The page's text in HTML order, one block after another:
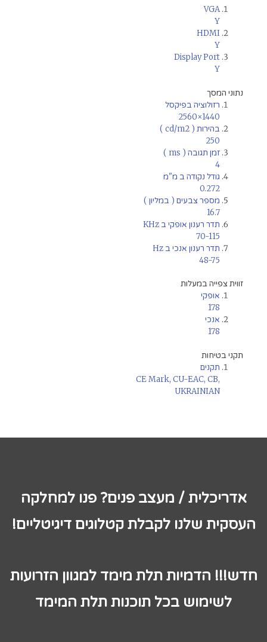
VGA
Y
HDMI
Y
Display Port
Y
נתוני המסך
רזולוציה בפיקסל
2560×1440
בהירות ( cd/m2 )
250
זמן תגובה ( ms )
4
גודל נקודה ב מ"מ
0.272
מספר צבעים ( במליון )
16.7
תדר רענון אופקי ב KHz
70-115
תדר רענון אנכי ב Hz
48-75
זווית צפייה במעלות
אופקי
178
אנכי
178
תקני בטיחות
תקנים
CE Mark, CU-EAC, CB,
UKRAINIAN
אדריכלית / מעצב פנים? פנו למחלקה
העסקית שלנו לקבלת קטלוגים דיגיטליים!
חדש!!! הדמיות תלת מימד למגוון הזרועות
לשימוש בכל תוכנות תלת המימד